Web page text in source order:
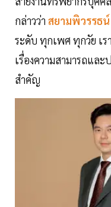
กล่าวว่า สยามพิวรรธ
ระดับ ทุกเพศ ทุกวัย เ
เรื่องความสามารถแล
สำคัญ